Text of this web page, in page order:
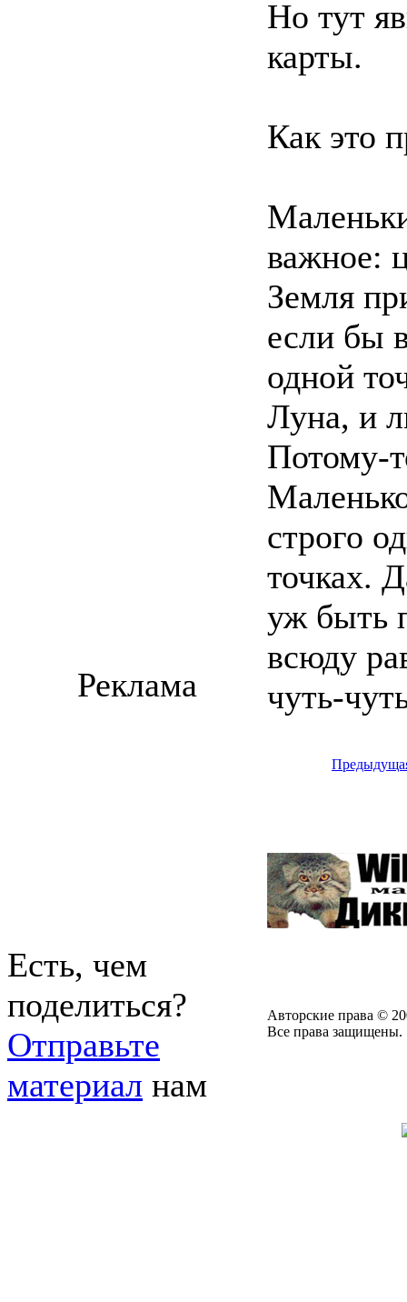
Но тут
карты.
Как это
важное:
Земля
если бы
одной
Луна, и
Потому-
строго
точках.
уж быть
всюду
чуть-
Реклама
Есть, чем
поделиться?
Отправьте
материал нам
Авторские права ©
Все права защищены.